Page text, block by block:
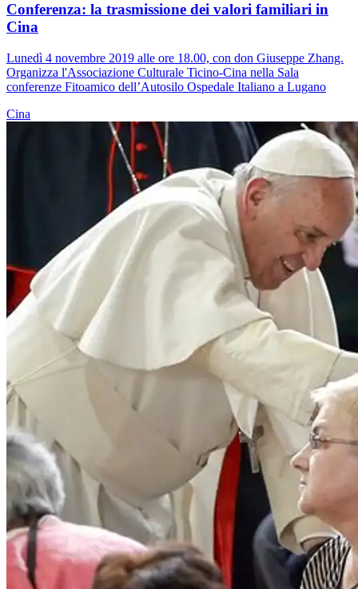
Conferenza: la trasmissione dei valori familiari in
Cina
Lunedì 4 novembre 2019 alle ore 18.00, con don Giuseppe Zhang.
Organizza l'Associazione Culturale Ticino-Cina nella Sala
conferenze Fitoamico dell’Autosilo Ospedale Italiano a Lugano
Cina